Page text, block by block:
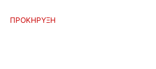
ΠΡΟΚΗΡΥΞΗ